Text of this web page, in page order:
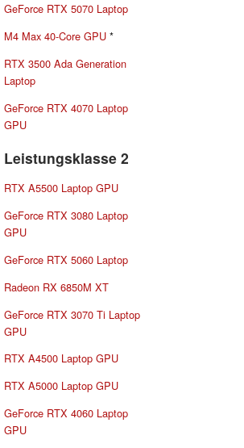
GeForce RTX 5070 Laptop
M4 Max 40-Core GPU *
RTX 3500 Ada Generation
Laptop
GeForce RTX 4070 Laptop
GPU
Leistungsklasse 2
RTX A5500 Laptop GPU
GeForce RTX 3080 Laptop
GPU
GeForce RTX 5060 Laptop
Radeon RX 6850M XT
GeForce RTX 3070 Ti Laptop
GPU
RTX A4500 Laptop GPU
RTX A5000 Laptop GPU
GeForce RTX 4060 Laptop
GPU